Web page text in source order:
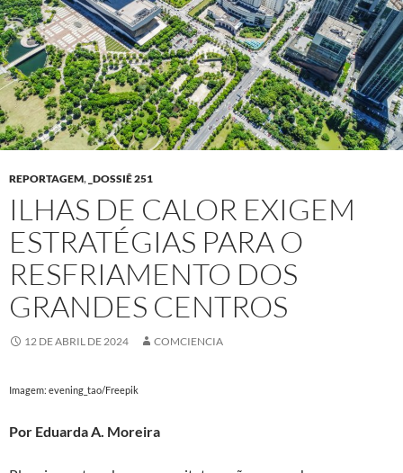
REPORTAGEM, _DOSSIÊ 251
ILHAS DE CALOR EXIGEM
ESTRATÉGIAS PARA O
RESFRIAMENTO DOS
GRANDES CENTROS
12 DE ABRIL DE 2024 COMCIENCIA
Imagem: evening_tao/Freepik
Por Eduarda A. Moreira